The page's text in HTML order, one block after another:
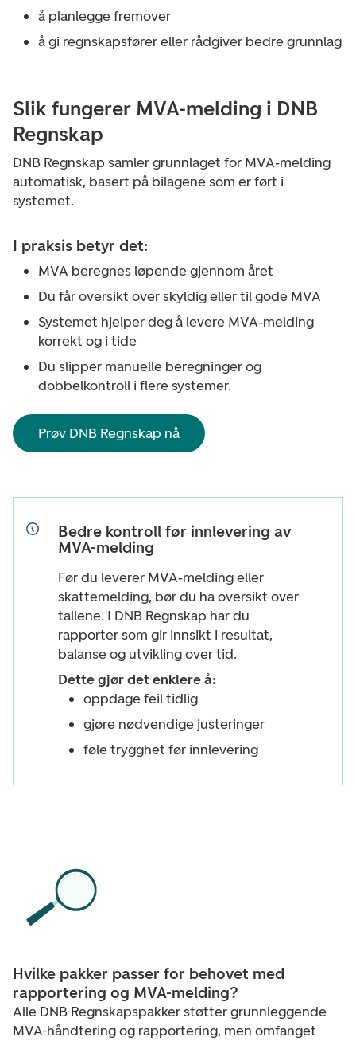
å planlegge fremover
å gi regnskapsfører eller rådgiver bedre grunnlag
Slik fungerer MVA-melding i DNB
Regnskap
DNB Regnskap samler grunnlaget for MVA‑melding
automatisk, basert på bilagene som er ført i
systemet.
I praksis betyr det:
MVA beregnes løpende gjennom året
Du får oversikt over skyldig eller til gode MVA
Systemet hjelper deg å levere MVA‑melding
korrekt og i tide
Du slipper manuelle beregninger og
dobbelkontroll i flere systemer.
Prøv DNB Regnskap nå
Bedre kontroll før innlevering av
MVA-melding
Før du leverer MVA‑melding eller
skattemelding, bør du ha oversikt over
tallene. I DNB Regnskap har du
rapporter som gir innsikt i resultat,
balanse og utvikling over tid.
Dette gjør det enklere å:
oppdage feil tidlig
gjøre nødvendige justeringer
føle trygghet før innlevering
Hvilke pakker passer for behovet med
rapportering og MVA-melding?
Alle DNB Regnskapspakker støtter grunnleggende
MVA-håndtering og rapportering, men omfanget